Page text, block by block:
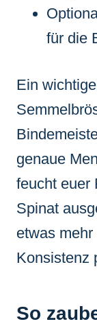
für die
Ein
genaue
feucht euer
Spinat
etwas
Konsistenz
So